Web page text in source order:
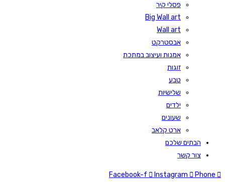
פסלי קיר
Big Wall art
Wall art
אבסטרקט
אמנות ועיצוב במתכת
זוגות
טבע
שלישיות
ילדים
שעונים
ארט קלאב
הבתים שלכם
צור קשר
Facebook-f Instagram
Phone